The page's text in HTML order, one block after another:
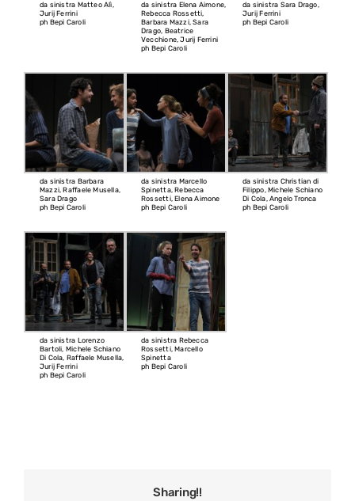
da sinistra Matteo Alì,
Jurij Ferrini
ph Bepi Caroli
da sinistra Elena Aimone,
Rebecca Rossetti,
Barbara Mazzi, Sara
Drago, Beatrice
Vecchione, Jurij Ferrini
ph Bepi Caroli
da sinistra Sara Drago,
Jurij Ferrini
ph Bepi Caroli
da sinistra Barbara
Mazzi, Raffaele Musella,
Sara Drago
ph Bepi Caroli
da sinistra Marcello
Spinetta, Rebecca
Rossetti, Elena Aimone
ph Bepi Caroli
da sinistra Christian di
Filippo, Michele Schiano
Di Cola, Angelo Tronca
ph Bepi Caroli
da sinistra Lorenzo
Bartoli, Michele Schiano
Di Cola, Raffaele Musella,
Jurij Ferrini
ph Bepi Caroli
da sinistra Rebecca
Rossetti, Marcello
Spinetta
ph Bepi Caroli
Sharing!!